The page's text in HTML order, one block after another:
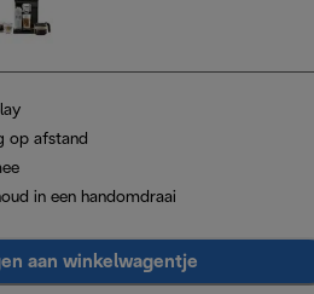
op afstand
in een handomdraai
aan winkelwagentje